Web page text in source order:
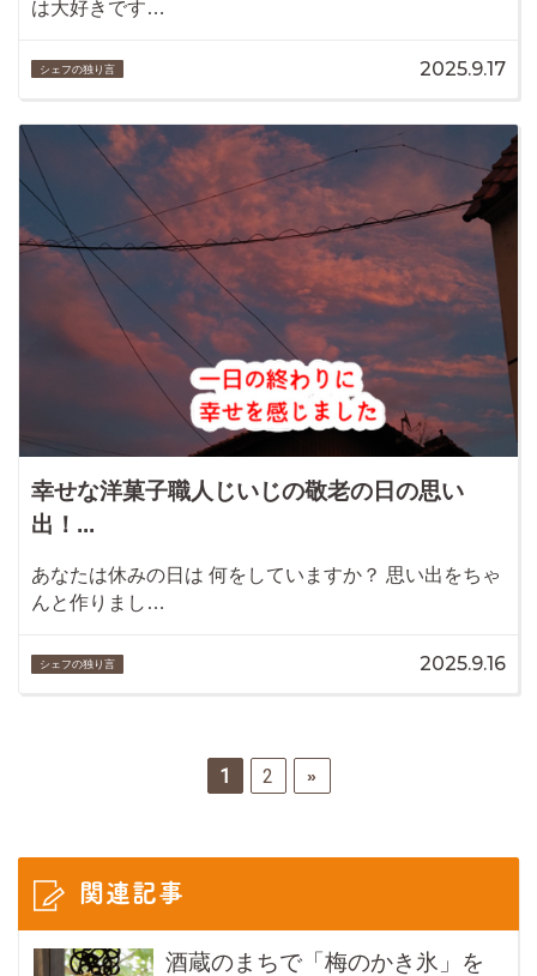
は大好きです…
シェフの独り言 2025.9.17
幸せな洋菓子職人じいじの敬老の日の思い
出！...
あなたは休みの日は 何をしていますか？ 思い出をちゃ
んと作りまし…
シェフの独り言 2025.9.16
1 2 »
関連記事
酒蔵のまちで「梅のかき氷」を